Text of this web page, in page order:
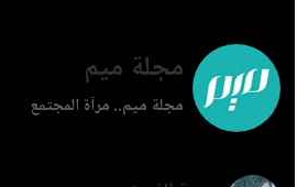
مجلة ميم
مجلة ميم.. مرآة المجتمع